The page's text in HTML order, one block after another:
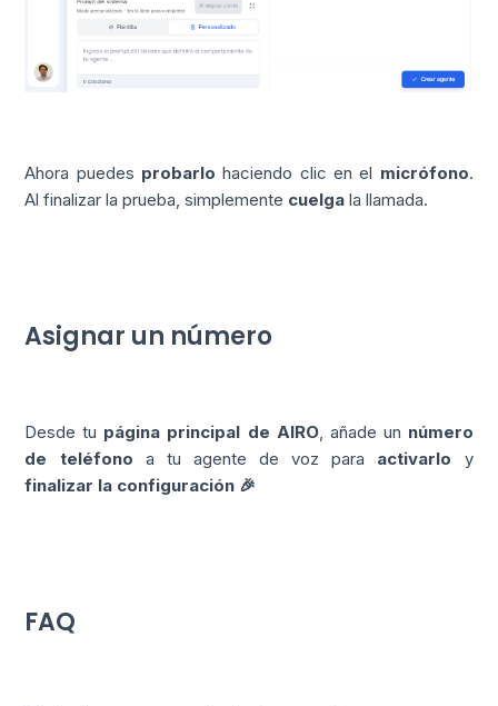
Ahora puedes probarlo haciendo clic en el micrófono.
Al finalizar la prueba, simplemente cuelga la llamada.
Asignar un número
Desde tu página principal de AIRO, añade un número
de teléfono a tu agente de voz para activarlo y
finalizar la configuración 🎉
FAQ